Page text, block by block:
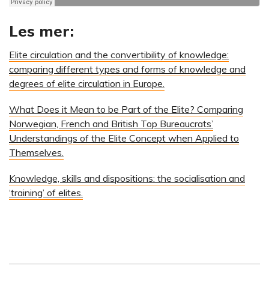
Les mer:
Elite circulation and the convertibility of knowledge:
comparing different types and forms of knowledge and
degrees of elite circulation in Europe.
What Does it Mean to be Part of the Elite? Comparing
Norwegian, French and British Top Bureaucrats’
Understandings of the Elite Concept when Applied to
Themselves.
Knowledge, skills and dispositions: the socialisation and
‘training’ of elites.